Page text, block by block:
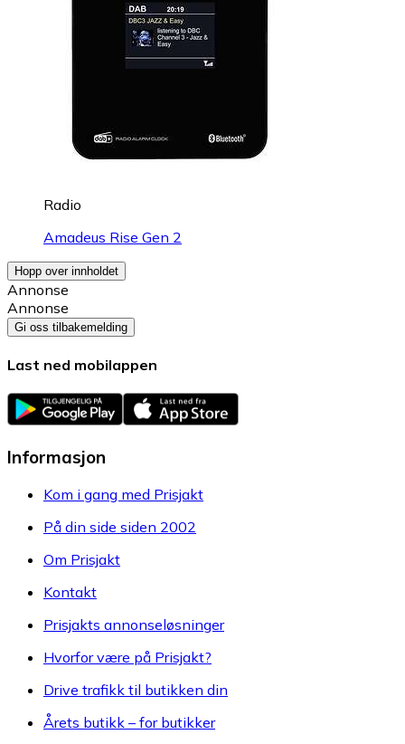
Radio
Amadeus Rise Gen 2
Hopp over innholdet
Annonse
Annonse
Gi oss tilbakemelding
Last ned mobilappen
Informasjon
Kom i gang med Prisjakt
På din side siden 2002
Om Prisjakt
Kontakt
Prisjakts annonseløsninger
Hvorfor være på Prisjakt?
Drive trafikk til butikken din
Årets butikk – for butikker